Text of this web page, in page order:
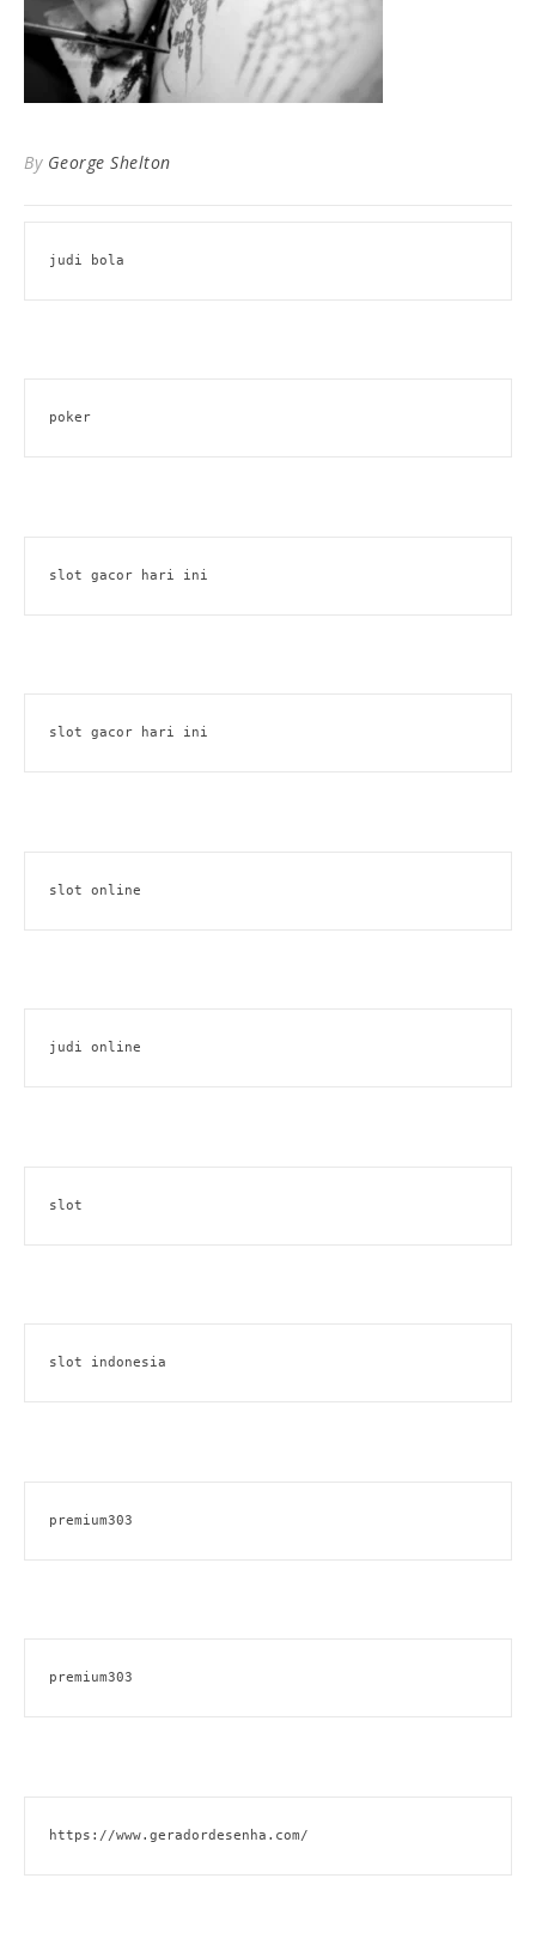
By George Shelton
judi bola
poker
slot gacor hari ini
slot gacor hari ini
slot online
judi online
slot
slot indonesia
premium303
premium303
https://www.geradordesenha.com/